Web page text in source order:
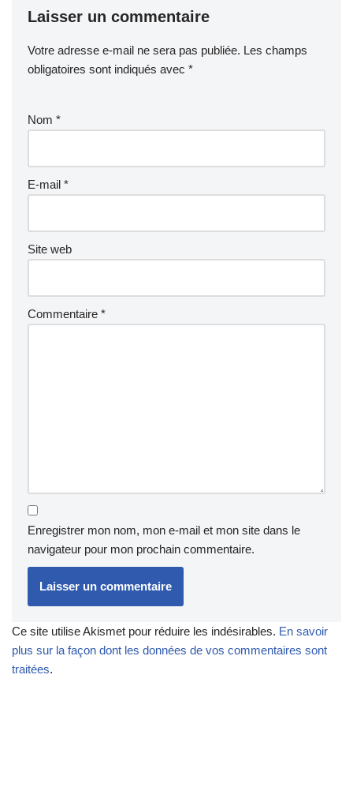
Laisser un commentaire
Votre adresse e-mail ne sera pas publiée. Les champs
obligatoires sont indiqués avec *
Nom *
E-mail *
Site web
Commentaire *
Enregistrer mon nom, mon e-mail et mon site dans le
navigateur pour mon prochain commentaire.
Ce site utilise Akismet pour réduire les indésirables. En savoir
plus sur la façon dont les données de vos commentaires sont
traitées.